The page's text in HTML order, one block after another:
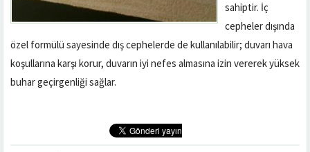
sahiptir. İç
cepheler dışında
özel formülü sayesinde dış cephelerde de kullanılabilir; duvarı hava
koşullarına karşı korur, duvarın iyi nefes almasına izin vererek yüksek
buhar geçirgenliği sağlar.